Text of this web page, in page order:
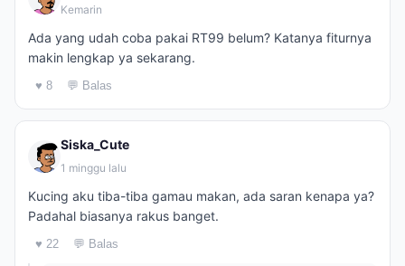
Kemarin
Ada yang udah coba pakai RT99 belum? Katanya fiturnya
makin lengkap ya sekarang.
♥ 8 💬 Balas
Siska_Cute
1 minggu lalu
Kucing aku tiba-tiba gamau makan, ada saran kenapa ya?
Padahal biasanya rakus banget.
♥ 22 💬 Balas